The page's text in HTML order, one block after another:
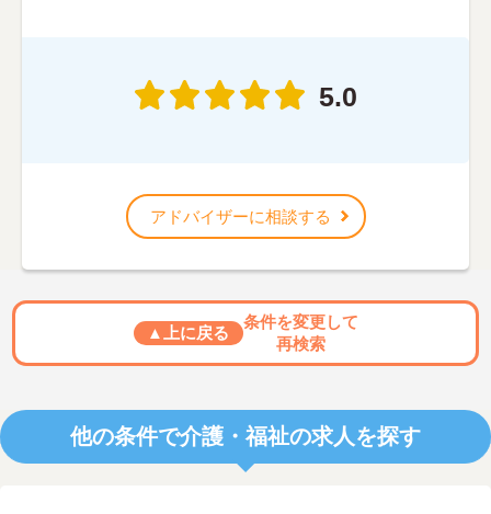
5.0
アドバイザーに相談する
▲上に戻る
条件を変更して
再検索
他の条件で介護・福祉の求人を探す